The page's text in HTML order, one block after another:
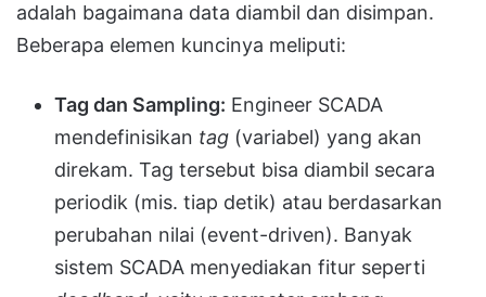
adalah bagaimana data diambil dan disimpan.
Beberapa elemen kuncinya meliputi:
Tag dan Sampling: Engineer SCADA
mendefinisikan tag (variabel) yang akan
direkam. Tag tersebut bisa diambil secara
periodik (mis. tiap detik) atau berdasarkan
perubahan nilai (event-driven). Banyak
sistem SCADA menyediakan fitur seperti